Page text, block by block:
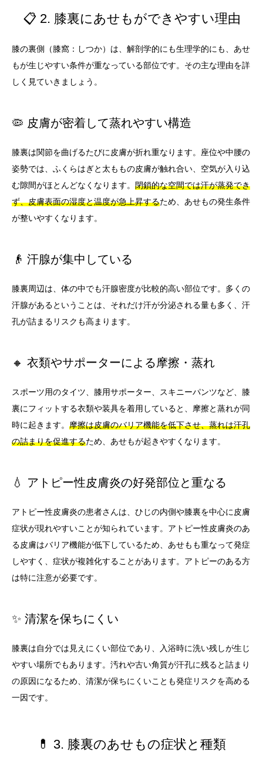
📋 2. 膝裏にあせもができやすい理由
膝の裏側（膝窩：しつか）は、解剖学的にも生理学的にも、あせ
もが生じやすい条件が重なっている部位です。その主な理由を詳
しく見ていきましょう。
🦠 皮膚が密着して蒸れやすい構造
膝裏は関節を曲げるたびに皮膚が折れ重なります。座位や中腰の
姿勢では、ふくらはぎと太ももの皮膚が触れ合い、空気が入り込
む隙間がほとんどなくなります。 閉鎖的な空間では汗が蒸発でき
ず、皮膚表面の湿度と温度が急上昇するため、あせもの発生条件
が整いやすくなります。
👴 汗腺が集中している
膝裏周辺は、体の中でも汗腺密度が比較的高い部位です。多くの
汗腺があるということは、それだけ汗が分泌される量も多く、汗
孔が詰まるリスクも高まります。
🔸 衣類やサポーターによる摩擦・蒸れ
スポーツ用のタイツ、膝用サポーター、スキニーパンツなど、膝
裏にフィットする衣類や装具を着用していると、摩擦と蒸れが同
時に起きます。 摩擦は皮膚のバリア機能を低下させ、蒸れは汗孔
の詰まりを促進するため、あせもが起きやすくなります。
💧 アトピー性皮膚炎の好発部位と重なる
アトピー性皮膚炎の患者さんは、ひじの内側や膝裏を中心に皮膚
症状が現れやすいことが知られています。アトピー性皮膚炎のあ
る皮膚はバリア機能が低下しているため、あせもも重なって発症
しやすく、症状が複雑化することがあります。アトピーのある方
は特に注意が必要です。
✨ 清潔を保ちにくい
膝裏は自分では見えにくい部位であり、入浴時に洗い残しが生じ
やすい場所でもあります。汚れや古い角質が汗孔に残ると詰まり
の原因になるため、清潔が保ちにくいことも発症リスクを高める
一因です。
💊 3. 膝裏のあせもの症状と種類